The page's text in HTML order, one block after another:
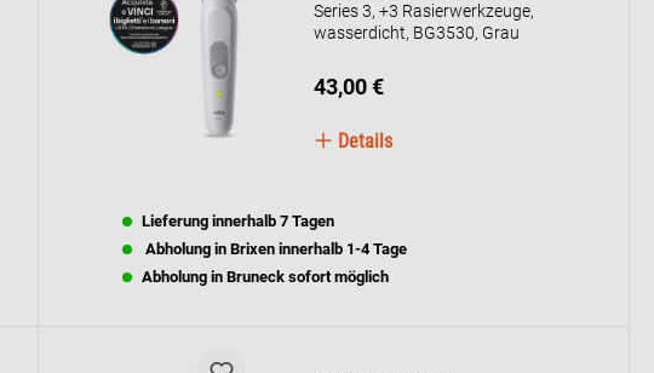
Series 3, +3 Rasierwerkzeuge,
wasserdicht, BG3530, Grau
43,00 €
Details
Lieferung innerhalb 7 Tagen
Abholung in Brixen innerhalb 1-4 Tage
Abholung in Bruneck sofort möglich